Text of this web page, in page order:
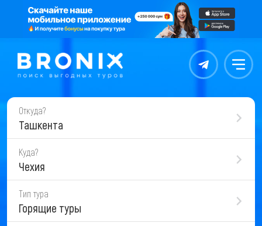
Контакты Меню
Откуда?
Ташкента
Куда?
Чехия
Тип тура
Горящие туры